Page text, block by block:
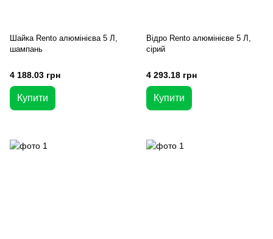
Шайка Rento алюмінієва 5 Л,
шампань
4 188.03 грн
Купити
Відро Rento алюмінієве 5 Л,
сірий
4 293.18 грн
Купити